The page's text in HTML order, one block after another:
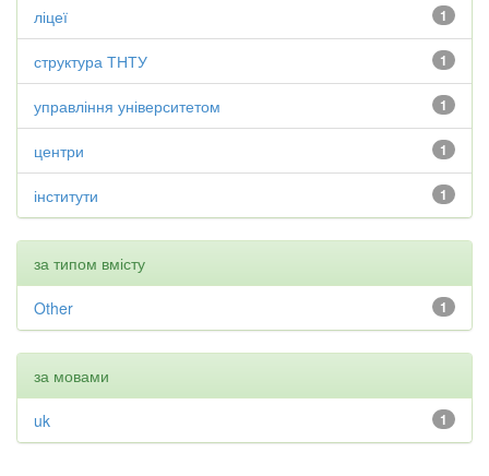
1
ліцеї
1
структура ТНТУ
1
управління університетом
1
центри
1
інститути
за типом вмісту
1
Other
за мовами
1
uk